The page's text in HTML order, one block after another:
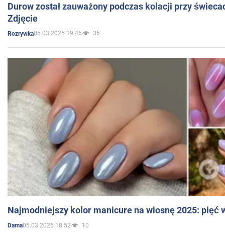
Durow został zauważony podczas kolacji przy
Zdjęcie
Rozrywka05.03.2025 19:45 36
Najmodniejszy kolor manicure na wiosnę 2025: pięć
Dama05.03.2025 18:52 10